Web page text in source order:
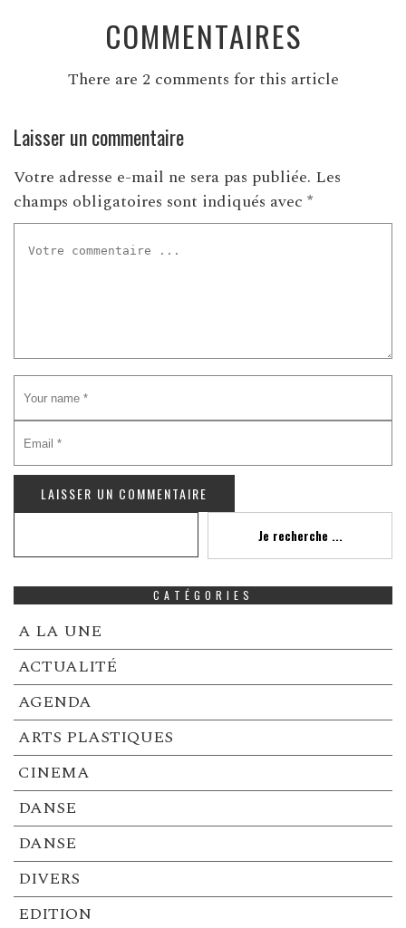
COMMENTAIRES
There are 2 comments for this article
Laisser un commentaire
Votre adresse e-mail ne sera pas publiée. Les
champs obligatoires sont indiqués avec *
Je recherche ...
CATÉGORIES
A LA UNE
ACTUALITÉ
AGENDA
ARTS PLASTIQUES
CINEMA
DANSE
DANSE
DIVERS
EDITION